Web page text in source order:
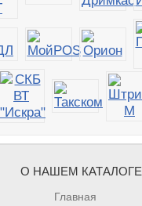
О НАШЕМ КАТАЛОГЕ
Главная